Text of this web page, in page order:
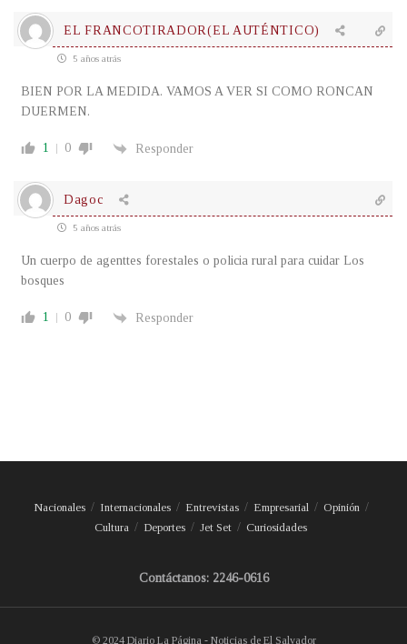
EL FRANCOTIRADOR(EL AUTÉNTICO)
5 años atrás
BIEN POR LA MEDIDA. VAMOS A VER SI COMO RONCAN
DUERMEN.
1 0 Responder
Dagoc
5 años atrás
Un cuerpo de agenttes forestales o policia rural para cuidar Los
bosques
1 0 Responder
Nacionales Internacionales Entrevistas Empresarial
Opinión
Cultura
Deportes Jet Set Curiosidades
Contáctanos: 2246-0616
© 2024 Diario La Página - Noticias de El Salvador